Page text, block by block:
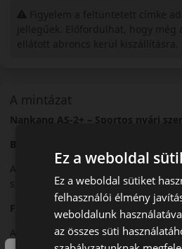
A mintázat
Nankang AS-2+ – Sportos nyári
Bevezető
A Nankang AS-2+ egy nyári
személyautók dinamikus
Futófelület és tapadás
Aszimmetrikus futófelületi
Ez a weboldal
Ez a weboldal sütiket
felhasználói élmény
weboldalunk
az összes süti